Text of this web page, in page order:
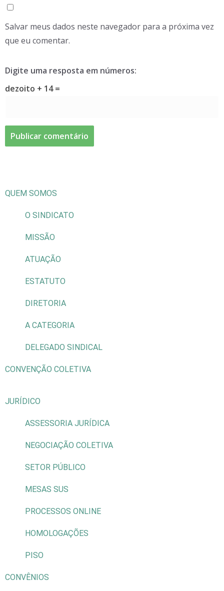
Salvar meus dados neste navegador para a próxima vez
que eu comentar.
Digite uma resposta em números:
dezoito + 14 =
QUEM SOMOS
O SINDICATO
MISSÃO
ATUAÇÃO
ESTATUTO
DIRETORIA
A CATEGORIA
DELEGADO SINDICAL
CONVENÇÃO COLETIVA
JURÍDICO
ASSESSORIA JURÍDICA
NEGOCIAÇÃO COLETIVA
SETOR PÚBLICO
MESAS SUS
PROCESSOS ONLINE
HOMOLOGAÇÕES
PISO
CONVÊNIOS